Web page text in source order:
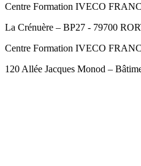
Centre Formation IVECO
La Crénuère – BP27 - 79700
Centre Formation IVECO
120 Allée Jacques Monod –